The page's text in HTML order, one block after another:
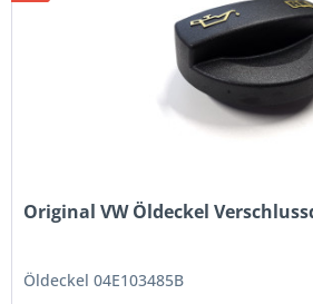
Original VW Öldeckel
Öldeckel 04E103485B